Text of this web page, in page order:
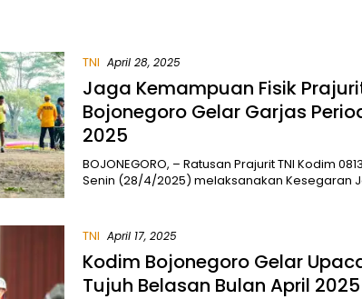
TNI April 28, 2025
Jaga Kemampuan Fisik
Bojonegoro Gelar Garjas
2025
BOJONEGORO, – Ratusan Prajurit TNI Kodim
Senin (28/4/2025) melaksanakan Kesegaran
TNI April 17, 2025
Kodim Bojonegoro Gelar
Tujuh Belasan Bulan April 2025